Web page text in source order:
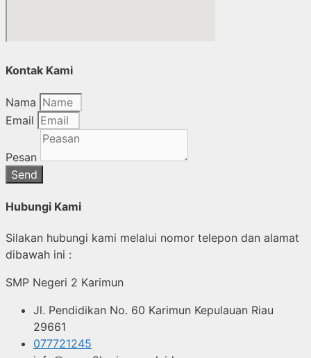
Kontak Kami
Nama
Email
Pesan
Send
Hubungi Kami
Silakan hubungi kami melalui nomor telepon dan alamat
dibawah ini :
SMP Negeri 2 Karimun
Jl. Pendidikan No. 60 Karimun Kepulauan Riau
29661
077721245